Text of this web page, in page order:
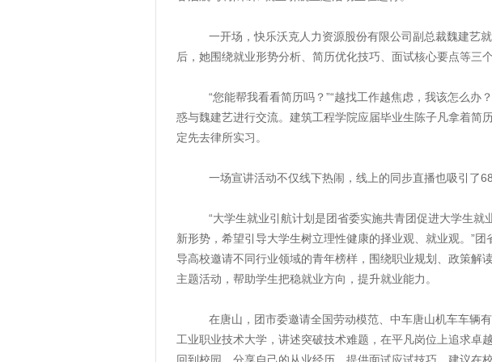
一开场，快乐沃克人力资源股份有限公司副总裁魏建艺就
后，她围绕就业形势分析、简历优化技巧、面试核心要点等三
“您能帮我看看简历吗？”“越找工作越焦虑，我该怎么办？
惑与魏建艺进行交流。建筑工程学院应届毕业生陈子凡拿着简
定先去律所实习。
一场宣讲活动不仅线下热闹，线上的同步直播也吸引了
“大学生就业引航计划是团省委实施共青团促进大学生就
新形势，希望引导大学生树立理性健康的择业观、就业观。”
导高校邀请不同行业领域的青年榜样，围绕职业规划、政策解
主题活动，帮助学生把稳就业方向，提升就业能力。
在唐山，团市委邀请全国劳动模范、中车唐山机车车辆有
工业职业技术大学，讲述突破技术难题，在平凡岗位上追求卓